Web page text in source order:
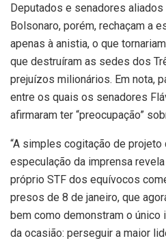
Deputados e senadores
Bolsonaro, porém, rechaçam a
apenas à anistia, o que
que destruíram as sedes dos
prejuízos milionários. Em nota,
entre os quais os senadores
afirmaram ter “preocupação”
“A simples cogitação de
especulação da imprensa
próprio STF dos equívocos
presos de 8 de janeiro, que
bem como demonstram o
da ocasião: perseguir a maior